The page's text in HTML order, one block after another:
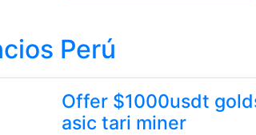
Perú
Offer $1000usdt
asic tari miner